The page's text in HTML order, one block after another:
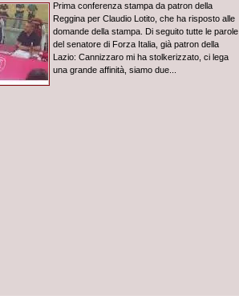
Prima conferenza stampa da patron della
Reggina per Claudio Lotito, che ha risposto alle
domande della stampa. Di seguito tutte le parole
del senatore di Forza Italia, già patron della
Lazio: Cannizzaro mi ha stolkerizzato, ci lega
una grande affinità, siamo due...